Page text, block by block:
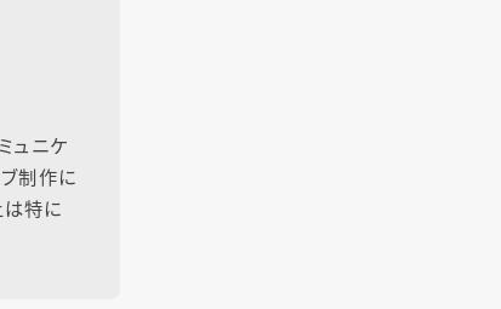
ュニケ
制作に
は特に